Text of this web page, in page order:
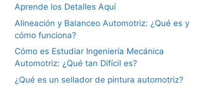
Aprende los Detalles Aquí
Alineación y Balanceo Automotriz: ¿Qué es y
cómo funciona?
Cómo es Estudiar Ingeniería Mecánica
Automotriz: ¿Qué tan Difícil es?
¿Qué es un sellador de pintura automotriz?